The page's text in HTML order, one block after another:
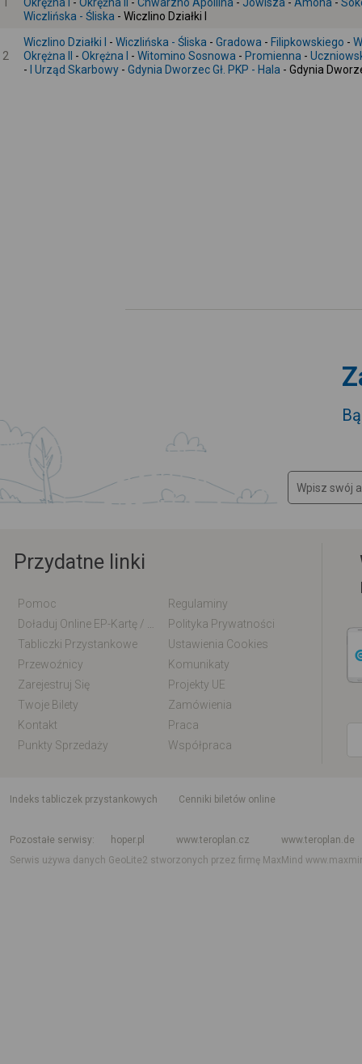
Wiczlińska - Śliska - Wiczlino Działki I
2
Wiczlino Działki I - Wiczlińska - Śliska - Gradowa - Filipkowskiego -
Okrężna II
- Okrężna I - Witomino Sosnowa - Promienna -
-
I Urząd Skarbowy - Gdynia Dworzec Gł. PKP - Hala - Gdynia
Przydatne linki
Pomoc
Regulaminy
Polityka Prywatności
Tabliczki Przystankowe
Ustawienia Cookies
Przewoźnicy
Komunikaty
Zarejestruj Się
Projekty UE
Twoje Bilety
Zamówienia
Kontakt
Praca
Punkty Sprzedaży
Współpraca
indeks tabliczek przystankowych
Cenniki biletów online
Pozostałe serwisy
hoper.pl www.teroplan.cz
www.teroplan.de
Serwis używa danych GeoLite2 stworzonych przez firmę MaxMind